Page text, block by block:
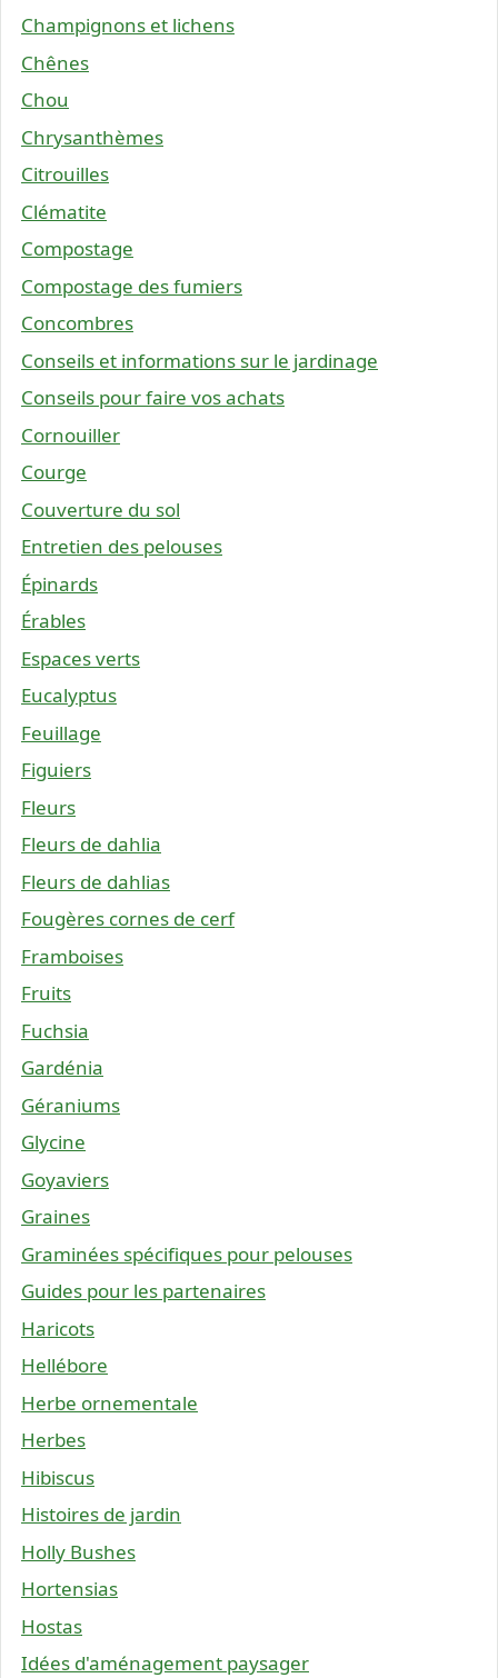
Champignons et lichens
Chênes
Chou
Chrysanthèmes
Citrouilles
Clématite
Compostage
Compostage des fumiers
Concombres
Conseils et informations sur le jardinage
Conseils pour faire vos achats
Cornouiller
Courge
Couverture du sol
Entretien des pelouses
Épinards
Érables
Espaces verts
Eucalyptus
Feuillage
Figuiers
Fleurs
Fleurs de dahlia
Fleurs de dahlias
Fougères cornes de cerf
Framboises
Fruits
Fuchsia
Gardénia
Géraniums
Glycine
Goyaviers
Graines
Graminées spécifiques pour pelouses
Guides pour les partenaires
Haricots
Hellébore
Herbe ornementale
Herbes
Hibiscus
Histoires de jardin
Holly Bushes
Hortensias
Hostas
Idées d'aménagement paysager